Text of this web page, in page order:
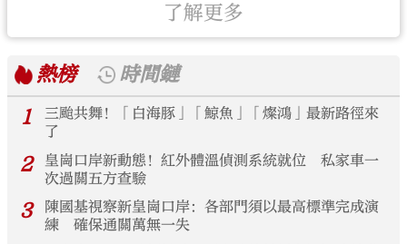
了解更多
熱榜
時間鏈
1
三颱共舞！「白海豚」「鯨魚」「燦鴻」最新路徑來
了
2
皇崗口岸新動態！紅外體溫偵測系統就位 私家車一
次過關五方查驗
3
陳國基視察新皇崗口岸：各部門須以最高標準完成演
練 確保通關萬無一失